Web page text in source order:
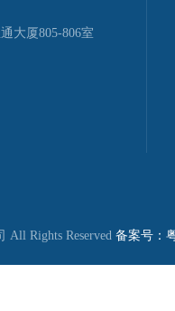
大厦805-806室
Rights Reserved 备案号：